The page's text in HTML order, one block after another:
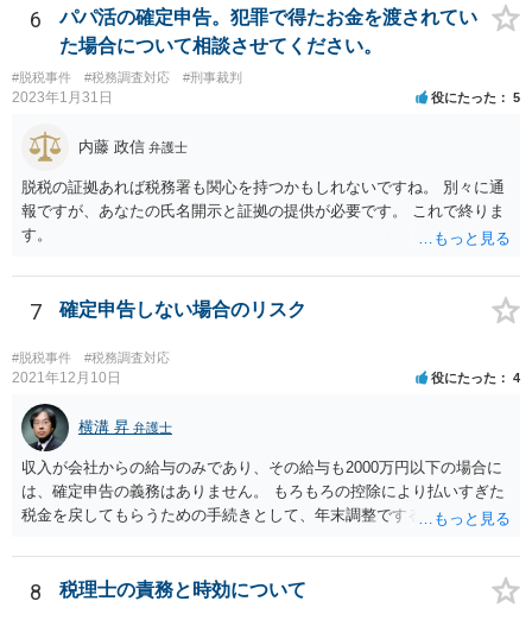
6
パパ活の確定申告。犯罪で得たお金を渡されてい
た場合について相談させてください。
#脱税事件 #税務調査対応 #刑事裁判
2023年1月31日 役にたった 5
内藤 政信 弁護士
脱税の証拠あれば税務署も関心を持つかもしれないですね。 別々に通
報ですが、あなたの氏名開示と証拠の提供が必要です。 これで終りま
す。
7 確定申告しない場合のリスク
#脱税事件 #税務調査対応
2021年12月10日 役にたった 4
横溝 昇 弁護士
収入が会社からの給与のみであり、その給与も2000万円以下の場合に
は、確定申告の義務はありません。 もろもろの控除により払いすぎた
税金を戻してもらうための手続きとして、年末調整でするのか、確定
する義務がある場合で確定申告をしなかった場合には、税務署の調査
等があり、本来払うべき税金にプラスして加算税の処分を科される場
合もあります。 高額なものでもない限り単なる無申告だけでは直ちに
8 税理士の責務と時効について